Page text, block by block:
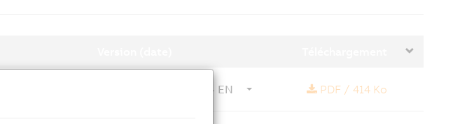
2.10 (06/08/2026) - EN PDF / 414 Ko